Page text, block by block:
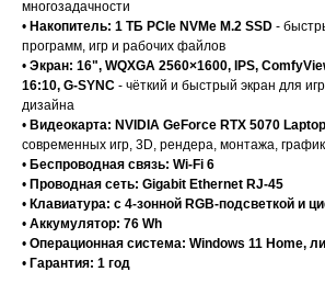
многозадачности
• Накопитель: 1 ТБ PCIe NVMe M.2 SSD -
программ, игр и рабочих файлов
• Экран: 16", WQXGA 2560×1600, IPS,
16:10, G-SYNC - чёткий и быстрый экран для
дизайна
• Видеокарта: NVIDIA GeForce RTX 5070
современных игр, 3D, рендера, монтажа,
• Беспроводная связь: Wi-Fi 6
• Проводная сеть: Gigabit Ethernet RJ-45
• Клавиатура: с 4-зонной RGB-подсветкой и
• Аккумулятор: 76 Wh
• Операционная система: Windows 11 Home,
• Гарантия: 1 год